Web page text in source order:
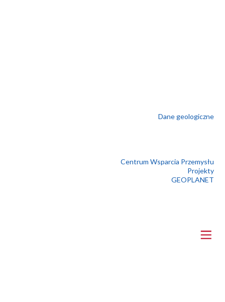
Dane geologiczne
Centrum Wsparcia Przemysłu
Projekty
GEOPLANET